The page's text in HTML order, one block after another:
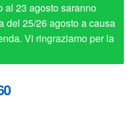
child
al 23 agosto saranno
del 25/26 agosto a causa
Vi ringraziamo per la